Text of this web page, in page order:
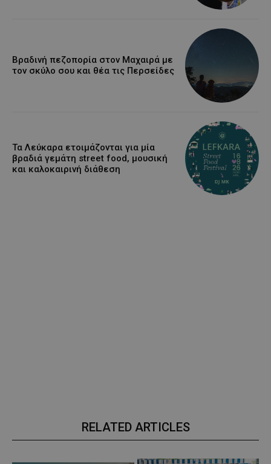
Βραδινή πεζοπορία στον Μαχαιρά με
τον σκύλο σου και θέα τις Περσείδες
Τα Λεύκαρα ετοιμάζονται για μία
βραδιά γεμάτη street food, μουσική
και καλοκαιρινή διάθεση
RELATED ARTICLES